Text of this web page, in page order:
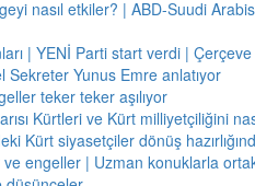
nasıl etkiler? | ABD-Suudi
| YENİ Parti start verdi |
Sekreter Yunus Emre anlatıyor
teker teker aşılıyor
Kürtleri ve Kürt milliyetçiliğini
Kürt siyasetçiler dönüş
engeller | Uzman konuklarla